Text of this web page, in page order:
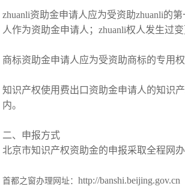
zhuanli资助金申请人应为受资助zhuanli的
人作为资助金申请人；zhuanli权人发生过
商标资助金申请人应为受资助商标的专用
知识产权使用费出口资助金申请人的知识
内。
二、申报方式
北京市知识产权资助金的申报采取全程网
首都之窗办理网址： http://